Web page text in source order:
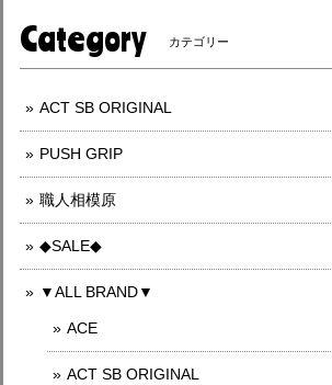
Category カテゴリー
ACT SB ORIGINAL
PUSH GRIP
職人相模原
◆SALE◆
▼ALL BRAND▼
ACE
ACT SB ORIGINAL